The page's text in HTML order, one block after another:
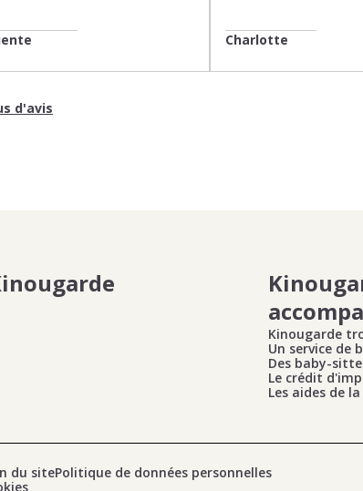
Charlotte
d'avis
Kinougarde
Un service de
Des baby-
Le crédit
Les aides de la
du sitePolitique de données personnelles